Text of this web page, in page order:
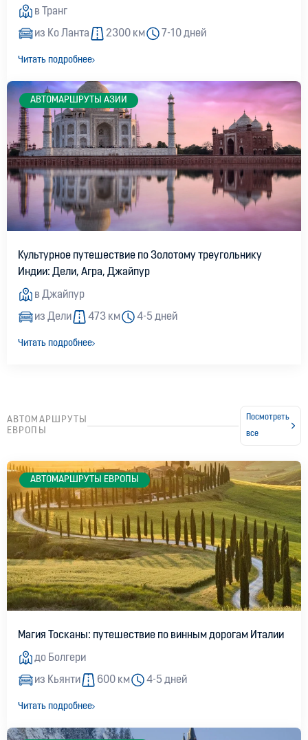
Лучшие острова Европы для автопутешествий
07:21, 01.08.2026 2331
Новый мост США — Канада
07:51, 31.07.2026
в Транг
из Ко Ланта
2300 км 7-10 дней
Читать подробнее
AВТОМАРШРУТЫ АЗИИ
Культурное путешествие по Золотому треугольнику
Индии: Дели, Агра, Джайпур
в Джайпур
из Дели
473 км 4-5 дней
Читать подробнее
АВТОМАРШРУТЫ
ЕВРОПЫ
Посмотреть
все
АВТОМАРШРУТЫ ЕВРОПЫ
Магия Тосканы: путешествие по винным дорогам Италии
до Болгери
из Кьянти
600 км 4-5 дней
Читать подробнее